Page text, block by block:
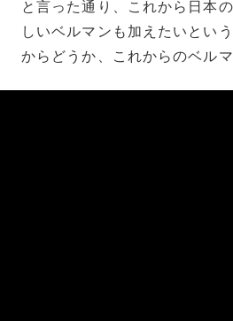
と言った通り、これから日本
しいベルマンも加えたいとい
からどうか、これからのベル